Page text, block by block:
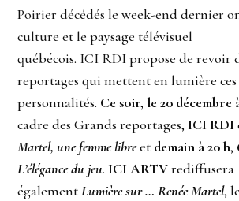
Poirier décédés le week-end dernier
culture et le paysage télévisuel
québécois. ICI RDI propose de revoir
reportages qui mettent en lumière ces
personnalités. Ce soir, le 20 décembre
cadre des Grands reportages, ICI RDI
Martel, une femme libreet demain à 20 h,
L’élégance du jeu. ICI ARTVrediffusera
égalementLumière sur … Renée Martel,